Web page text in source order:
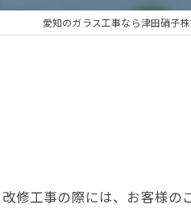
愛知のガラス工事なら津田硝子
修工事の際には、お客様の